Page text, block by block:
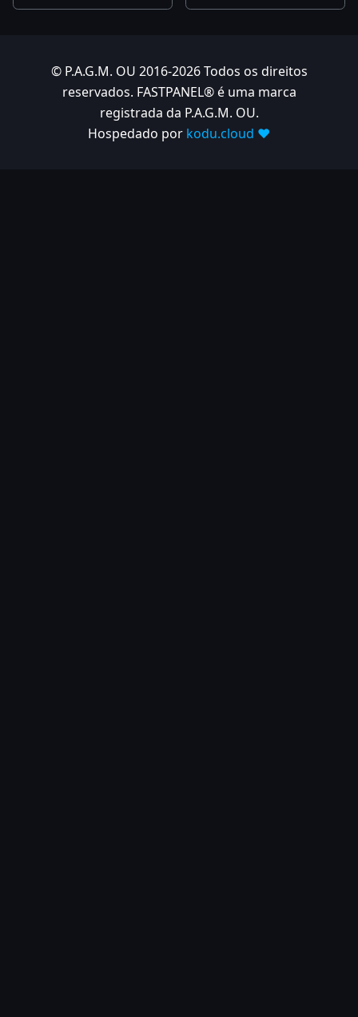
© P.A.G.M. OU 2016-2026 Todos os direitos
reservados. FASTPANEL® é uma marca
registrada da P.A.G.M. OU.
Hospedado por kodu.cloud ❤️